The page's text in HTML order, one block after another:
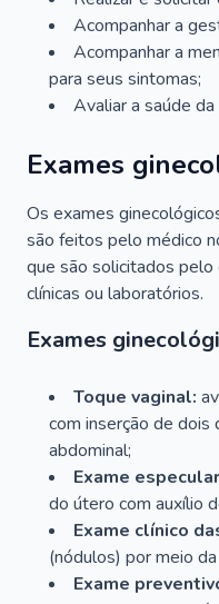
Acompanhar a
Acompanhar a
para seus sintomas;
Avaliar a saúde
Exames
Os exames
são feitos pelo médico
que são solicitados
clínicas ou laboratórios.
Exames
Toque vaginal:
com inserção de dois
abdominal;
Exame
do útero com auxílio
Exame clínico
(nódulos) por meio
Exame